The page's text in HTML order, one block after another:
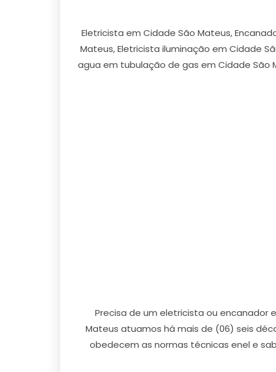
Eletricista em Cidade São Mateus,
Mateus, Eletricista iluminação em Cidade
agua em tubulação de gas em Cidade
Precisa de um eletricista ou encanador
Mateus atuamos há mais de (06) seis
obedecem as normas técnicas enel e